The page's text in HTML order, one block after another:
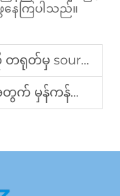
ေကြပါသည်။
တွေအတွက် လိုအပ်တဲ့အရာများ
က် B2B ရွေးချယ်ခြင်းအကြောင်းအရာ